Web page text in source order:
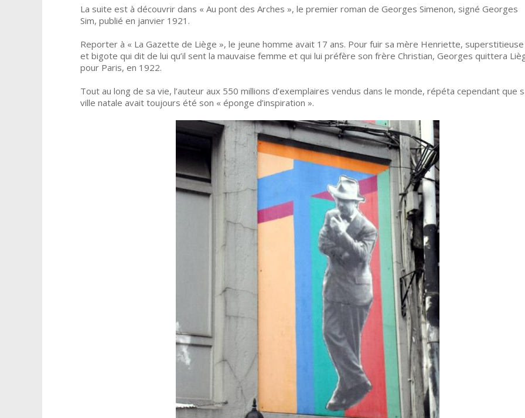
La suite est à découvrir dans « Au pont des Arches », le premier roman de Georges Simenon, signé Georges
Sim, publié en janvier 1921.
Reporter à « La Gazette de Liège », le jeune homme avait 17 ans. Pour fuir sa mère Henriette, superstitieuse
et bigote qui dit de lui qu’il sent la mauvaise femme et qui lui préfère son frère Christian, Georges quittera
pour Paris, en 1922.
Tout au long de sa vie, l’auteur aux 550 millions d’exemplaires vendus dans le monde, répéta cependant que
ville natale avait toujours été son « éponge d’inspiration ».